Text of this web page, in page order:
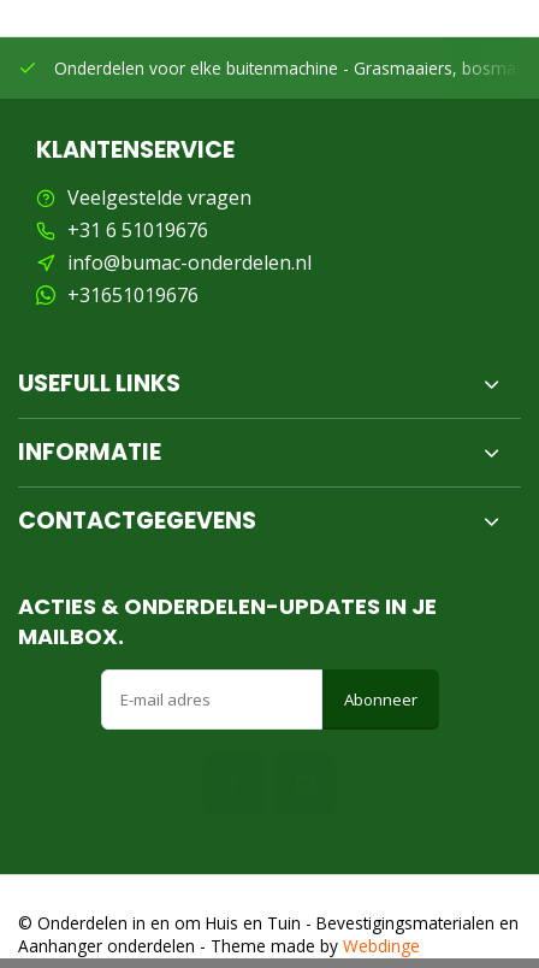
Onderdelen voor elke buitenmachine - Grasmaaiers,
KLANTENSERVICE
Veelgestelde vragen
+31 6 51019676
info@bumac-onderdelen.nl
+31651019676
USEFULL LINKS
INFORMATIE
CONTACTGEGEVENS
ACTIES & ONDERDELEN-UPDATES IN JE
MAILBOX.
Abonneer
© Onderdelen in en om Huis en Tuin - Bevestigingsmaterialen en
Aanhanger onderdelen - Theme made by Webdinge